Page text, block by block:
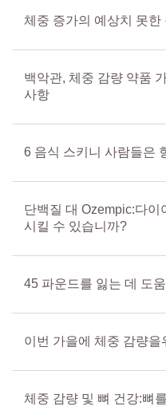
체중 증가의 예상치 못한
백악관, 체중 감량 약품
사항
6 음식 스키니 사람들은
단백질 대 Ozempic:다
시킬 수 있습니까?
45 파운드를 잃는 데 도
이번 가을에 체중 감량을
체중 감량 및 뼈 건강:뼈